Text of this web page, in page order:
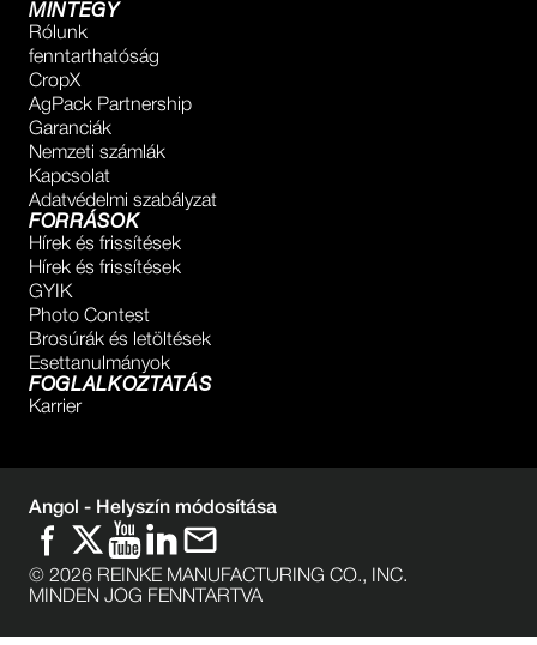
MINTEGY
Rólunk
fenntarthatóság
CropX
AgPack Partnership
Garanciák
Nemzeti számlák
Kapcsolat
Adatvédelmi szabályzat
FORRÁSOK
Hírek és frissítések
Hírek és frissítések
GYIK
Photo Contest
Brosúrák és letöltések
Esettanulmányok
FOGLALKOZTATÁS
Karrier
© 2026 REINKE MANUFACTURING CO., INC.
MINDEN JOG FENNTARTVA
Angol - Helyszín módosítása